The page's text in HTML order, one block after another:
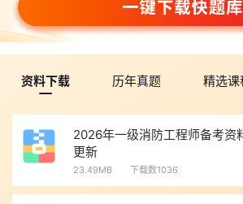
步
第五
步
上传照片并提交资格审核
照
处理
第六审核通过后在线缴费 缴
四、报名平台常见操作问题与解决
常见问题
原因分析
照片上传失败未用官方审核工
具处理
下载"照片审
求生成合规照
资料下载 历年真题 精选课
2026年一级消防工程师备考资
更新
23.49MB 下载数1036